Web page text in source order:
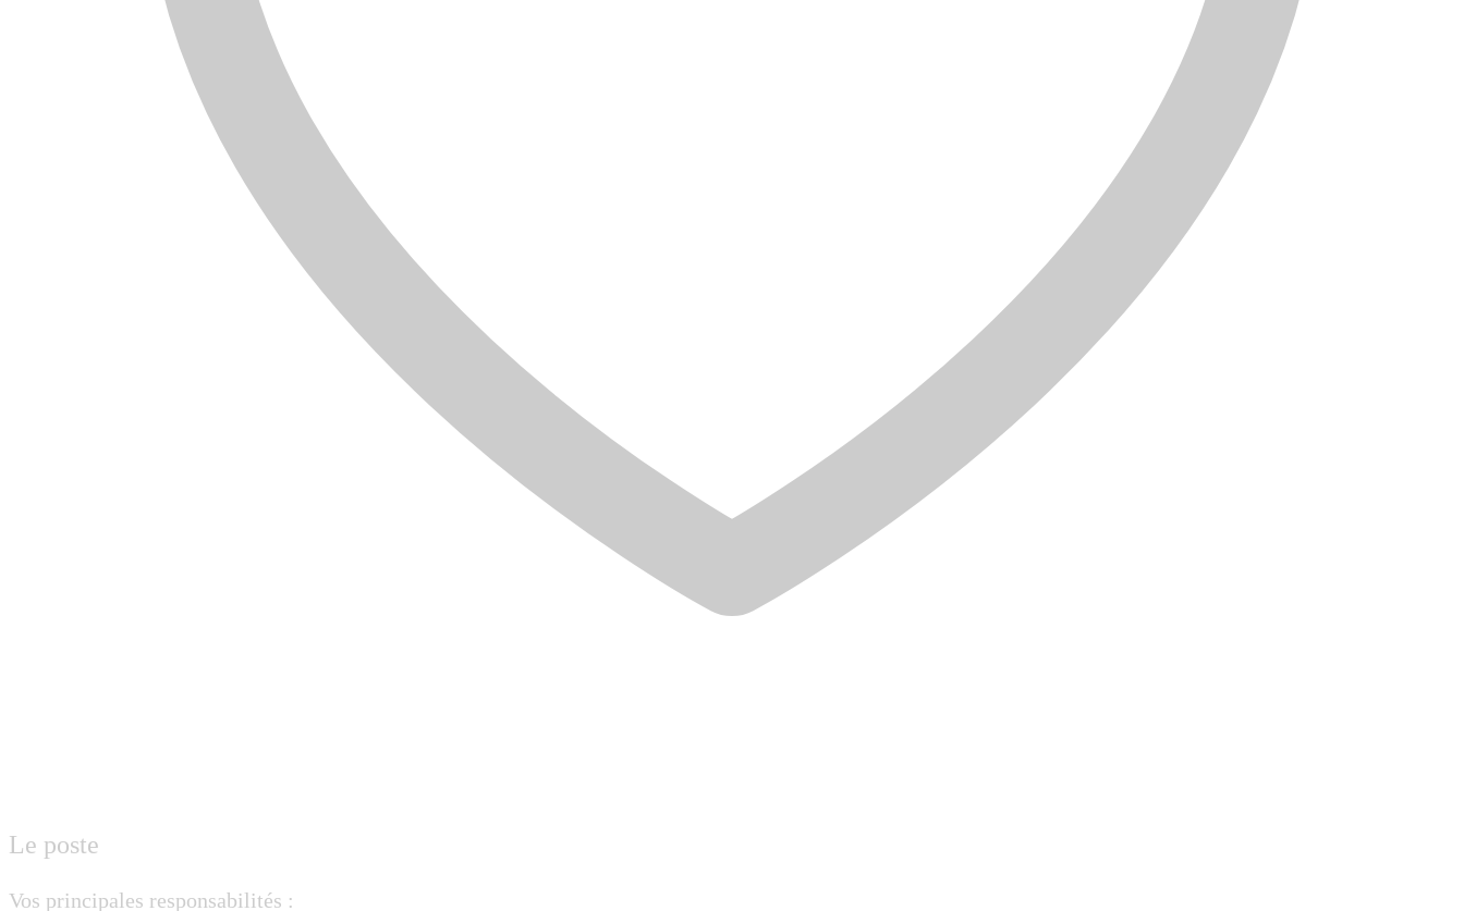
Le poste
Vos principales responsabilités :